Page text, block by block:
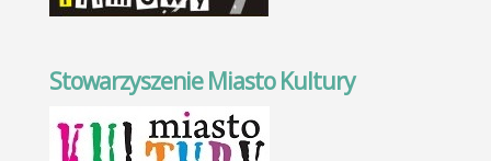
Stowarzyszenie Miasto Kultury